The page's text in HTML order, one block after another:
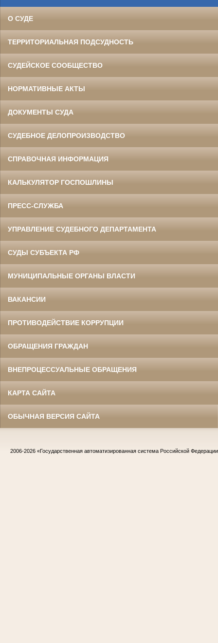
О СУДЕ
ТЕРРИТОРИАЛЬНАЯ ПОДСУДНОСТЬ
СУДЕЙСКОЕ СООБЩЕСТВО
НОРМАТИВНЫЕ АКТЫ
ДОКУМЕНТЫ СУДА
СУДЕБНОЕ ДЕЛОПРОИЗВОДСТВО
СПРАВОЧНАЯ ИНФОРМАЦИЯ
КАЛЬКУЛЯТОР ГОСПОШЛИНЫ
ПРЕСС-СЛУЖБА
УПРАВЛЕНИЕ СУДЕБНОГО ДЕПАРТАМЕНТА
СУДЫ СУБЪЕКТА РФ
МУНИЦИПАЛЬНЫЕ ОРГАНЫ ВЛАСТИ
ВАКАНСИИ
ПРОТИВОДЕЙСТВИЕ КОРРУПЦИИ
ОБРАЩЕНИЯ ГРАЖДАН
ВНЕПРОЦЕССУАЛЬНЫЕ ОБРАЩЕНИЯ
КАРТА САЙТА
ОБЫЧНАЯ ВЕРСИЯ САЙТА
2006-2026 «Государственная автоматизированная система Российской